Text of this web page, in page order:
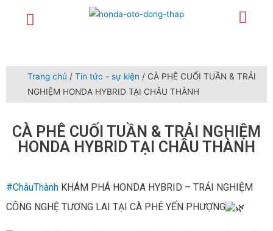
Trang chủ / Tin tức - sự kiện / CÀ PHÊ CUỐI TUẦN & TRẢI
NGHIỆM HONDA HYBRID TẠI CHÂU THÀNH
CÀ PHÊ CUỐI TUẦN & TRẢI NGHIỆM
HONDA HYBRID TẠI CHÂU THÀNH
#ChâuThành KHÁM PHÁ HONDA HYBRID – TRẢI NGHIỆM
CÔNG NGHỆ TƯƠNG LAI TẠI CÀ PHÊ YẾN PHƯỢNG